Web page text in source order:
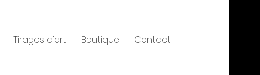
Tirages d'art Boutique Contact